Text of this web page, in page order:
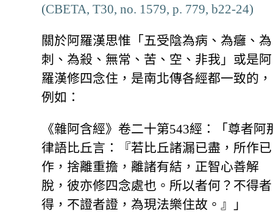
(CBETA, T30, no. 1579, p. 779, b22-24)
關於阿羅漢思惟「五受陰為病、為癰、為
刺、為殺、無常、苦、空、非我」或是阿
羅漢修四念住，是南北傳各經都一致的，
例如：
《雜阿含經》卷二十第543經：「尊者阿
律語比丘言：『若比丘諸漏已盡，所作已
作，捨離重擔，離諸有結，正智心善解
脫，彼亦修四念處也。所以者何？不得者
得，不證者證，為現法樂住故。』」